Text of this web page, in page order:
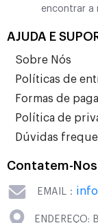
encontrar a
AJUDA E
Sobre Nós
Políticas de
Formas de
Política de
Dúvidas
Contatem-Nos
EMAIL：
ENDEREÇO: